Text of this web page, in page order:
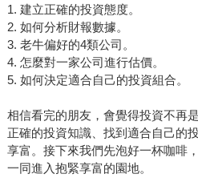
1. 建立正確的投資態度。
2. 如何分析財報數據。
3. 老牛偏好的4類公司。
4. 怎麼對一家公司進行估價。
5. 如何決定適合自己的投資組合。
相信看完的朋友，會覺得投資不再
正確的投資知識、找到適合自己的
享富。接下來我們先泡好一杯咖啡
一同進入抱緊享富的園地。